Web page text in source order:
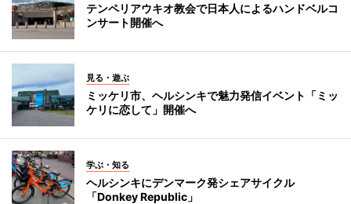
テンペリアウキオ教会で日本人によるハンドベルコ
ンサート開催へ
見る・遊ぶ
ミッケリ市、ヘルシンキで魅力発信イベント「ミッ
ケリに恋して」開催へ
学ぶ・知る
ヘルシンキにデンマーク発シェアサイクル
「Donkey Republic」